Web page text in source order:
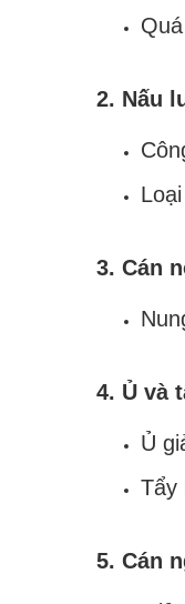
2. Nấu
3. Cán
4. Ủ và
Ủ
Tẩy
5. Cán